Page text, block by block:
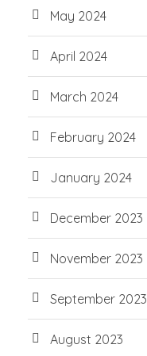
May 2024
April 2024
March 2024
February 2024
January 2024
December 2023
November 2023
September 2023
August 2023